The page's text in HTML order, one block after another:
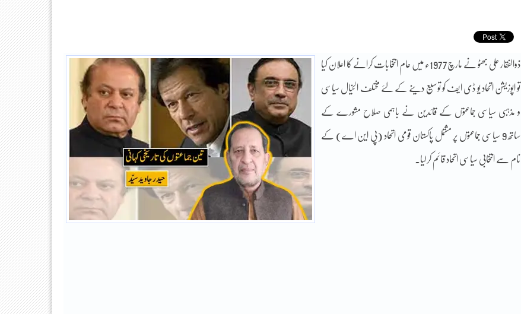
ذوالفقار علی بھٹو نے مارچ1977ء میں عام انتخابات کرانے کا اعلان کیا
تو اپوزیشن اتحاد یو ڈی ایف کو توسیع دینے کے لئے مختلف الخیال سیاسی
و مذہبی سیاسی جماعتوں کے قائدین نے باہمی صلاح مشورے کے
ساتھ 9 سیاسی جماعتوں پر مشتمل پاکستان قومی اتحاد (پی این اے) کے
نام سے انتخابی سیاسی اتحاد قائم کرلیا۔